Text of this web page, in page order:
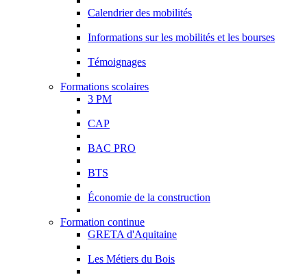
Calendrier des mobilités
Informations sur les mobilités et les bourses
Témoignages
Formations scolaires
3 PM
CAP
BAC PRO
BTS
Économie de la construction
Formation continue
GRETA d'Aquitaine
Les Métiers du Bois